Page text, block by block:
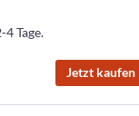
Tage.
Jetzt kaufen